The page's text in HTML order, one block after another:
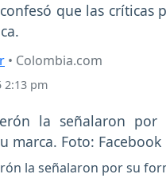
que las
• Colombia.com
2:13 pm
la señalaron por su